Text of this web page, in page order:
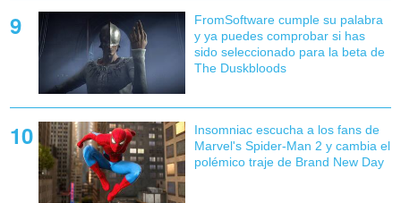
FromSoftware cumple su palabra
y ya puedes comprobar si has
sido seleccionado para la beta de
The Duskbloods
Insomniac escucha a los fans de
Marvel's Spider-Man 2 y cambia el
polémico traje de Brand New Day